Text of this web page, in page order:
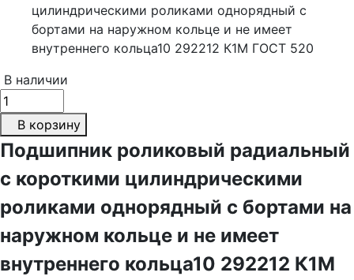
цилиндрическими роликами однорядный с
бортами на наружном кольце и не имеет
внутреннего кольца10 292212 К1М ГОСТ 520
В наличии
В корзину
Подшипник роликовый радиальный
с короткими цилиндрическими
роликами однорядный с бортами на
наружном кольце и не имеет
внутреннего кольца10 292212 К1М